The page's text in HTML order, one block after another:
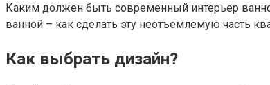
Каким должен быть современный интерьер
ванной – как сделать эту неотъемлемую часть
Как выбрать дизайн?